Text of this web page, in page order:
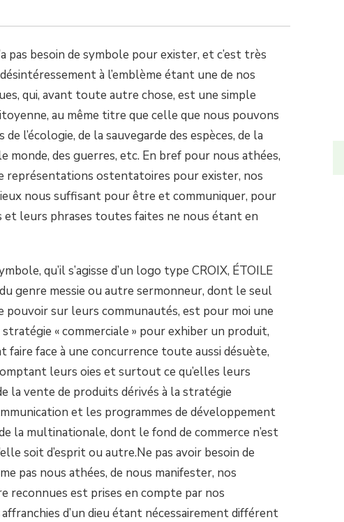
pas besoin de symbole pour exister, et c’est très
désintéressement à l’emblème étant une de nos
qui, avant toute autre chose, est une simple
au même titre que celle que nous pouvons
de l’écologie, de la sauvegarde des espèces, de la
monde, des guerres, etc. En bref pour nous athées,
représentations ostentatoires pour exister, nos
nous suffisant pour être et communiquer, pour
et leurs phrases toutes faites ne nous étant en
qu’il s’agisse d’un logo type CROIX, ÉTOILE
genre messie ou autre sermonneur, dont le seul
pouvoir sur leurs communautés, est pour moi une
« commerciale » pour exhiber un produit,
faire face à une concurrence toute aussi désuète,
leurs oies et surtout ce qu’elles leurs
la vente de produits dérivés à la stratégie
et les programmes de développement
la multinationale, dont le fond de commerce n’est
soit d’esprit ou autre.Ne pas avoir besoin de
pas nous athées, de nous manifester, nos
reconnues est prises en compte par nos
d’un dieu étant nécessairement différent